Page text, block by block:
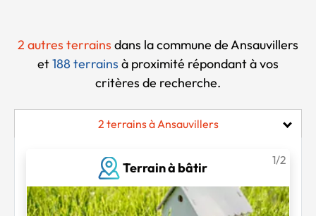
2 autres terrains dans la commune de Ansauvillers
et188 terrains à proximité répondant à vos
critères de recherche.
2 terrains à Ansauvillers
Terrain à bâtir
1/2